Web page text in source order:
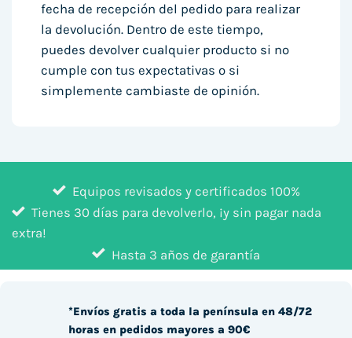
fecha de recepción del pedido para realizar
la devolución. Dentro de este tiempo,
puedes devolver cualquier producto si no
cumple con tus expectativas o si
simplemente cambiaste de opinión.
Equipos revisados y certificados 100%
Tienes 30 días para devolverlo, ¡y sin pagar nada
extra!
Hasta 3 años de garantía
*Envíos gratis a toda la península en 48/72
horas en pedidos mayores a 90€